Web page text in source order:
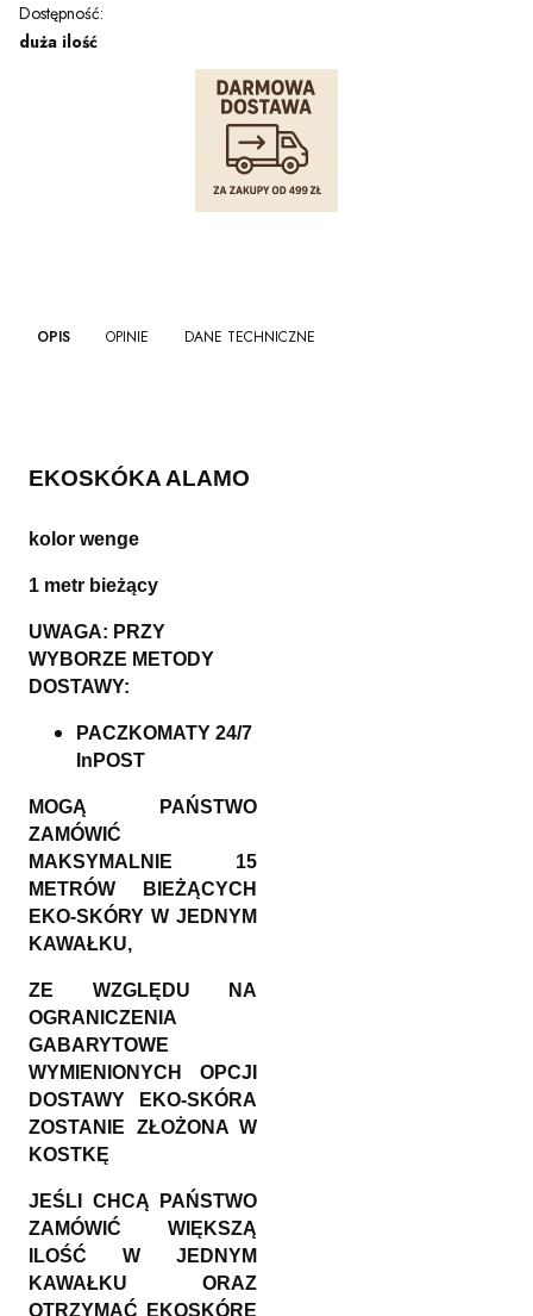
Dostępność:
duża ilość
OPIS OPINIE DANE TECHNICZNE
EKOSKÓKA ALAMO
kolor wenge
1 metr bieżący
UWAGA: PRZY
WYBORZE METODY
DOSTAWY:
PACZKOMATY 24/7
InPOST
MOGĄ PAŃSTWO
ZAMÓWIĆ
MAKSYMALNIE 15
METRÓW BIEŻĄCYCH
EKO-SKÓRY W JEDNYM
KAWAŁKU,
ZE WZGLĘDU NA
OGRANICZENIA
GABARYTOWE
WYMIENIONYCH OPCJI
DOSTAWY EKO-SKÓRA
ZOSTANIE ZŁOŻONA W
KOSTKĘ
JEŚLI CHCĄ PAŃSTWO
ZAMÓWIĆ WIĘKSZĄ
ILOŚĆ W JEDNYM
KAWAŁKU ORAZ
OTRZYMAĆ EKOSKÓRĘ